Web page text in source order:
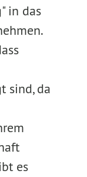
in das
sind, da
es